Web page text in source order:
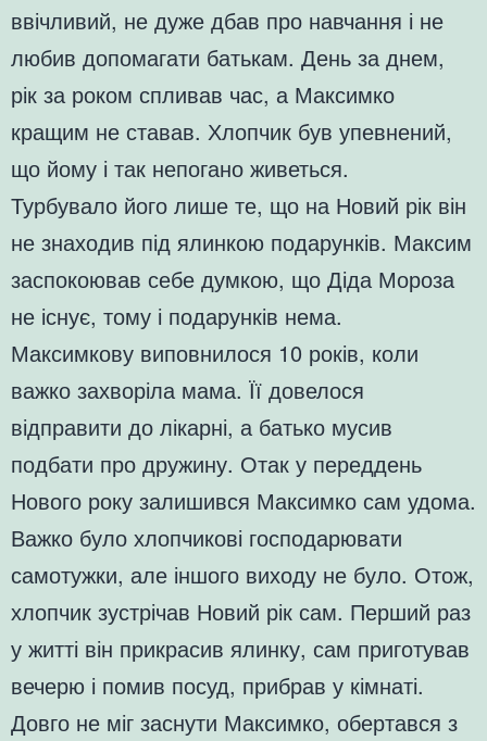
ввічливий, не дуже дбав про навчання і не
любив допомагати батькам. День за днем,
рік за роком спливав час, а Максимко
кращим не ставав. Хлопчик був упевнений,
що йому і так непогано живеться.
Турбувало його лише те, що на Новий рік він
не знаходив під ялинкою подарунків. Максим
заспокоював себе думкою, що Діда Мороза
не існує, тому і подарунків нема.
Максимкову виповнилося 10 років, коли
важко захворіла мама. Її довелося
відправити до лікарні, а батько мусив
подбати про дружину. Отак у переддень
Нового року залишився Максимко сам удома.
Важко було хлопчикові господарювати
самотужки, але іншого виходу не було. Отож,
хлопчик зустрічав Новий рік сам. Перший раз
у житті він прикрасив ялинку, сам приготував
вечерю і помив посуд, прибрав у кімнаті.
Довго не міг заснути Максимко, обертався з